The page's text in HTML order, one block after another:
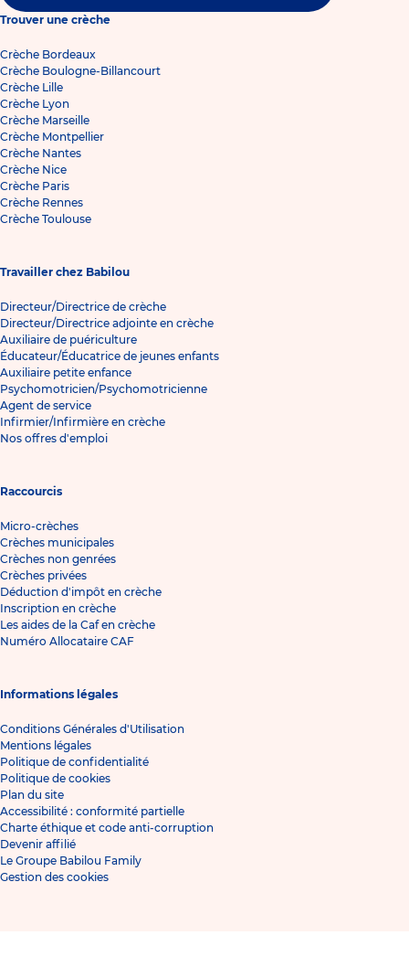
Trouver une crèche
Crèche Bordeaux
Crèche Boulogne-Billancourt
Crèche Lille
Crèche Lyon
Crèche Marseille
Crèche Montpellier
Crèche Nantes
Crèche Nice
Crèche Paris
Crèche Rennes
Crèche Toulouse
Travailler chez Babilou
Directeur/Directrice de crèche
Directeur/Directrice adjointe en crèche
Auxiliaire de puériculture
Éducateur/Éducatrice de jeunes enfants
Auxiliaire petite enfance
Psychomotricien/Psychomotricienne
Agent de service
Infirmier/Infirmière en crèche
Nos offres d'emploi
Raccourcis
Micro-crèches
Crèches municipales
Crèches non genrées
Crèches privées
Déduction d'impôt en crèche
Inscription en crèche
Les aides de la Caf en crèche
Numéro Allocataire CAF
Informations légales
Conditions Générales d'Utilisation
Mentions légales
Politique de confidentialité
Politique de cookies
Plan du site
Accessibilité : conformité partielle
Charte éthique et code anti-corruption
Devenir affilié
Le Groupe Babilou Family
Gestion des cookies